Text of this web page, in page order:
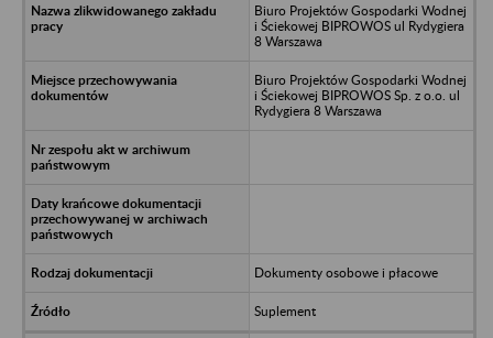
Biuro Projektów Gospodarki Wodnej
i Ściekowej BIPROWOS ul Rydygiera
8 Warszawa
Biuro Projektów Gospodarki Wodnej
i Ściekowej BIPROWOS Sp. z o.o. ul
Rydygiera 8 Warszawa
Dokumenty osobowe i płacowe
Suplement